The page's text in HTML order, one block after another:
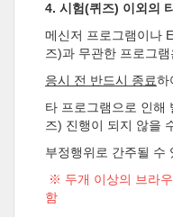
4. 시험(퀴즈) 이외의
메신저 프로그램이나
즈)과 무관한 프로그램
응시 전 반드시 종료하
타 프로그램으로 인해
즈) 진행이 되지 않을
부정행위로 간주될 수
※ 두개 이상의 브라
함